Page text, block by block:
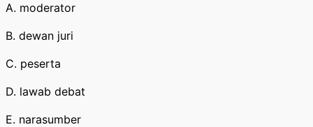
A. moderator
B. dewan juri
C. peserta
D. lawab debat
E. narasumber